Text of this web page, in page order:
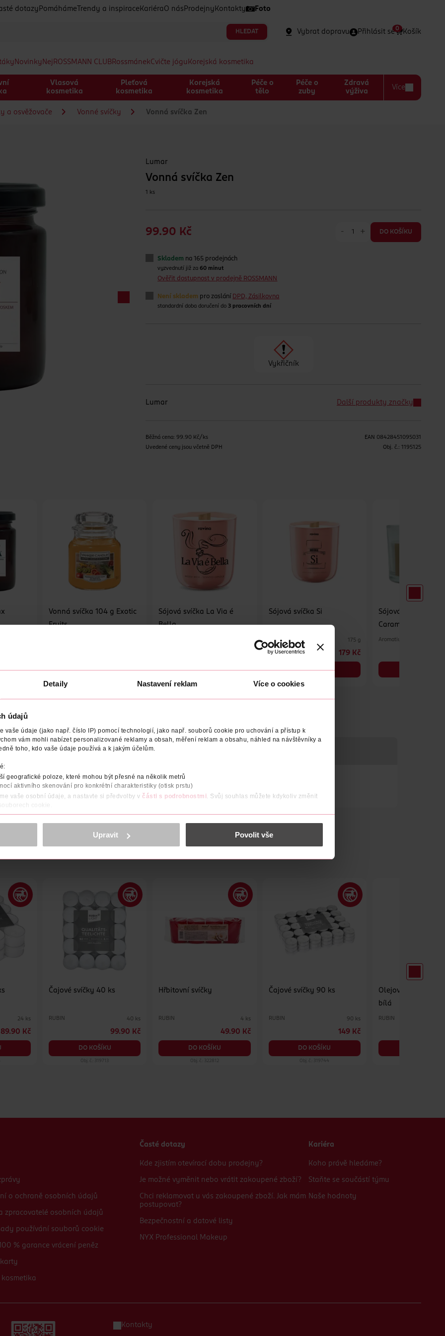
Detaily Nastavení reklam Více o cookies
údajů
vaše údaje (jako např. číslo IP) pomocí technologií, jako např. souborů cookie pro uchování a přístup k
vám mohli nabízet personalizované reklamy a obsah, měření reklam a obsahu, náhled na návštěvníky a
toho, kdo vaše údaje používá a k jakým účelům.
geografické poloze, které mohou být přesné na několik metrů
aktivního skenování pro konkrétní charakteristiky (otisk prstu)
vaše osobní údaje, a nastavte si předvolby v části s podrobnostmi . Svůj souhlas můžete kdykoliv změnit
cookie.
a reklam, funkcí sociálních médií, analýze návštěvnosti, které mohou nést osobní údaje.
osobních údajů.
<
Upravit Povolit vše
dotazy Pomáháme Trendy a inspirace Kariéra O nás Prodejny Kontakty Foto
HLEDAT Vybrat dopravu Přihlásit se Košík
0
Novinky Nej ROSSMANN CLUBRossmánekCvičte jógu Korejská kosmetika
Vlasová
kosmetika
Pleťová
kosmetika
Korejská
kosmetika
Péče o
tělo
Péče o
zuby
Zdravá
výživa
Více
a osvěžovače Vonné svíčky Vonná svíčka Zen
Lumar
Vonná svíčka Zen
1 ks
99.90 Kč - + DO KOŠÍKU
Skladem na 165 prodejnách
vyzvednutí již za60 minut
Ověřit dostupnost v prodejně ROSSMANN
Není skladem pro zaslání DPD, Zásilkovna
standardní doba doručení do 3 pracovních dní
Vykřičník
Lumar Další produkty značky
Běžná cena: 99.90 Kč/ks
Uvedené ceny jsou včetně DPH
EAN 08428451095031
Obj. č.: 1195125
Vonná svíčka 104 g Exotic
Fruits
DO KOŠÍKU
Sójová svíčka La Via é
Bella
DO KOŠÍKU
Obj. č.: 1195040
Sójová svíčka Si
Ravina 175 g
179 Kč
DO KOŠÍKU
Obj. č.: 1195071
Sójová svíčka
Caramel
Aromatium
POČET VÝROBCE/DODAVATEL
pro krásnou atmosféru.
24 ks
89.90 Kč
Čajové svíčky 40 ks
RUBIN 40 ks
99.90 Kč
DO KOŠÍKU
Obj. č.: 319713
Hřbitovní svíčky
RUBIN 4 ks
49.90 Kč
DO KOŠÍKU
Obj. č.: 322812
Čajové svíčky 90 ks
RUBIN 90 ks
149 Kč
DO KOŠÍKU
Obj. č.: 319744
Olejová hřbitovní
bílá
RUBIN
o ochraně osobních údajů
zpracovatelé osobních údajů
používání souborů cookie
% garance vrácení peněz
kosmetika
Časté dotazy
Kde zjistím otevírací dobu prodejny?
Je možné vyměnit nebo vrátit zakoupené zboží?
Chci reklamovat u vás zakoupené zboží. Jak mám
postupovat?
Bezpečnostní a datové listy
NYX Professional Makeup
Kariéra
Koho právě hledáme?
Staňte se součástí týmu
Naše hodnoty
Kontakty